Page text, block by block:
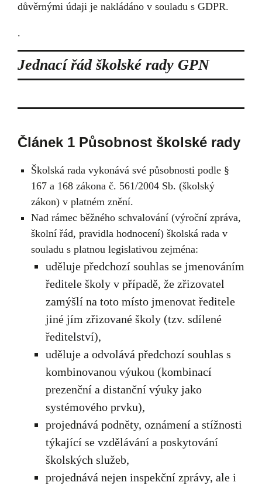
důvěrnými údaji je nakládáno v souladu s GDPR.
.
Jednací řád školské rady GPN
Článek 1 Působnost školské rady
Školská rada vykonává své působnosti podle §
167 a 168 zákona č. 561/2004 Sb. (školský
zákon) v platném znění.
Nad rámec běžného schvalování (výroční zpráva,
školní řád, pravidla hodnocení) školská rada v
souladu s platnou legislativou zejména:
uděluje předchozí souhlas se jmenováním
ředitele školy v případě, že zřizovatel
zamýšlí na toto místo jmenovat ředitele
jiné jím zřizované školy (tzv. sdílené
ředitelství),
uděluje a odvolává předchozí souhlas s
kombinovanou výukou (kombinací
prezenční a distanční výuky jako
systémového prvku),
projednává podněty, oznámení a stížnosti
týkající se vzdělávání a poskytování
školských služeb,
projednává nejen inspekční zprávy, ale i